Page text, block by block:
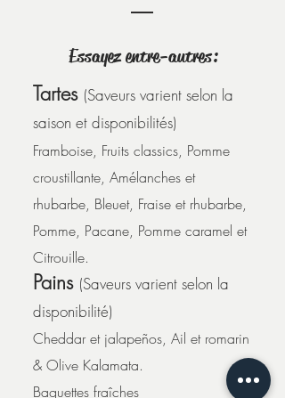
Essayez entre-autres:
Tartes (Saveurs varient selon la
saison et disponibilités)
Framboise, Fruits classics, Pomme
croustillante, Amélanches et
rhubarbe, Bleuet, Fraise et rhubarbe,
Pomme, Pacane, Pomme caramel et
Citrouille.
Pains (Saveurs varient selon la
disponibilité)
Cheddar et jalapeños, Ail et romarin
& Olive Kalamata.
Baguettes fraîches